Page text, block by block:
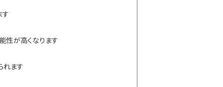
す
性が高くなります
れます